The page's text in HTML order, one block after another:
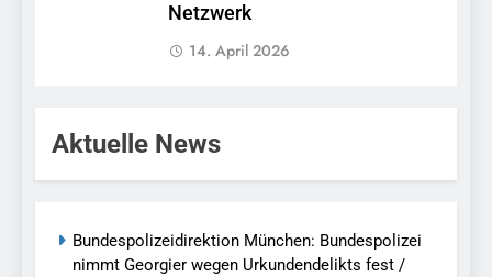
Netzwerk
14. April 2026
Aktuelle News
Bundespolizeidirektion München: Bundespolizei
nimmt Georgier wegen Urkundendelikts fest /